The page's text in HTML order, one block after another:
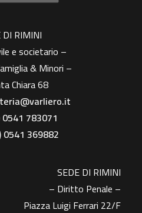
DI RIMINI
e societario –
& Minori –
Chiara 68
783071
0541 369882
SEDE DI RIMINI
– Diritto Penale –
Piazza Luigi Ferrari 22/F